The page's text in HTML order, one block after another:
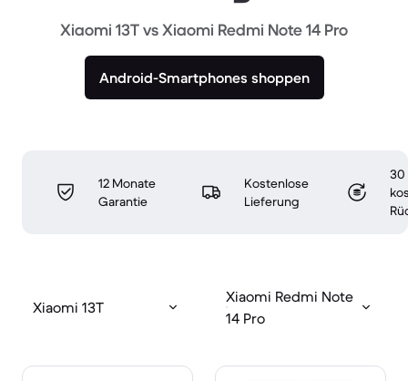
Xiaomi 13T vs Xiaomi Redmi Note 14 Pro
Android-Smartphones shoppen
12 Monate
Garantie
Kostenlose
Lieferung
30
Xiaomi 13T
Xiaomi Redmi Note
14 Pro